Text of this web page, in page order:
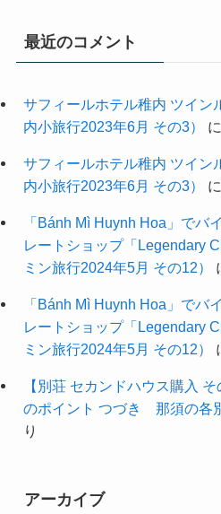
最近のコメント
サフィールホテル稚内 ツイン
内小旅行2023年6月 その3）
に
サフィールホテル稚内 ツイン
内小旅行2023年6月 その3）
に
「Bánh Mì Huynh Hoa」でバ
レートショップ「Legendary
ミン旅行2024年5月 その12）
「Bánh Mì Huynh Hoa」でバ
レートショップ「Legendary
ミン旅行2024年5月 その12）
【別荘 セカンドハウス購入
のポイント つづき 那須の各
り
アーカイブ